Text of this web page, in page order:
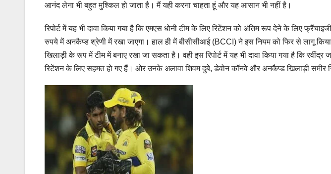
आनंद लेना भी बहुत मुश्किल हो जाता है। मैं यही करना चाहता हूं और यह आसान भी नहीं है।
रिपोर्ट में यह भी दावा किया गया है कि एमएस धोनी टीम के लिए रिटेंशन को अंतिम रूप देने के लिए
रुपये में अनकैप्ड श्रेणी में रखा जाएगा। हाल ही में बीसीसीआई (BCCI) ने इस नियम को फिर से लागू
खिलाड़ी के रूप में टीम में बनाए रखा जा सकता है। वही इस रिपोर्ट में यह भी दावा किया गया है कि
रिटेंशन के लिए सहमत हो गए हैं। ओर उनके अलावा शिवम दुबे, डेवोन कॉनवे और अनकैप्ड खिलाड़ी समीर